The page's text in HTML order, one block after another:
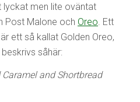
lyckat men lite oväntat
Post Malone och Oreo. Ett
ett så kallat Golden Oreo,
såhär:
Caramel and Shortbread